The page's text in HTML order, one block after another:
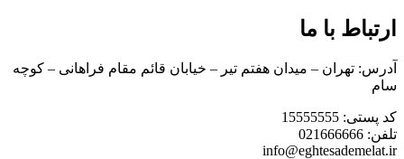
ارتباط با ما
آدرس: تهران – میدان هفتم تیر – خیابان قائم مقام فراهانی – کوچه
سام
کد پستی: 15555555
تلفن: 021666666
info@eghtesademelat.ir